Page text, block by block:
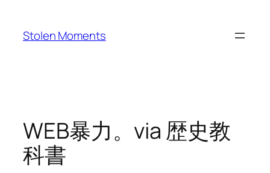
Stolen Moments
WEB暴力。via 歴史教
科書